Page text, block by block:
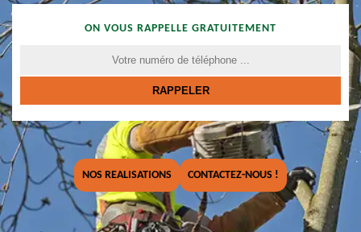
ON VOUS RAPPELLE GRATUITEMENT
NOS REALISATIONS CONTACTEZ-NOUS !